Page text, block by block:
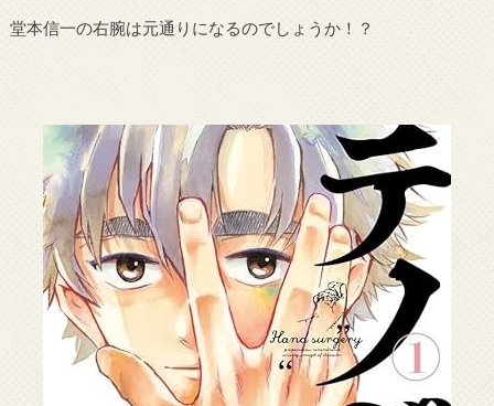
堂本信一の右腕は元通りになるのでしょうか！？